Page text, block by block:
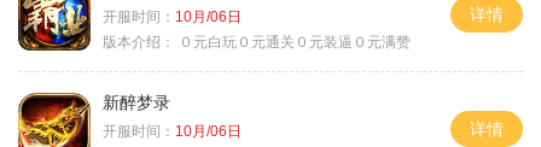
开服时间： 10月/06日
版本介绍：
０元白玩０元通关０元装逼０元满赞
详情
新醉梦录
开服时间： 10月/06日
详情